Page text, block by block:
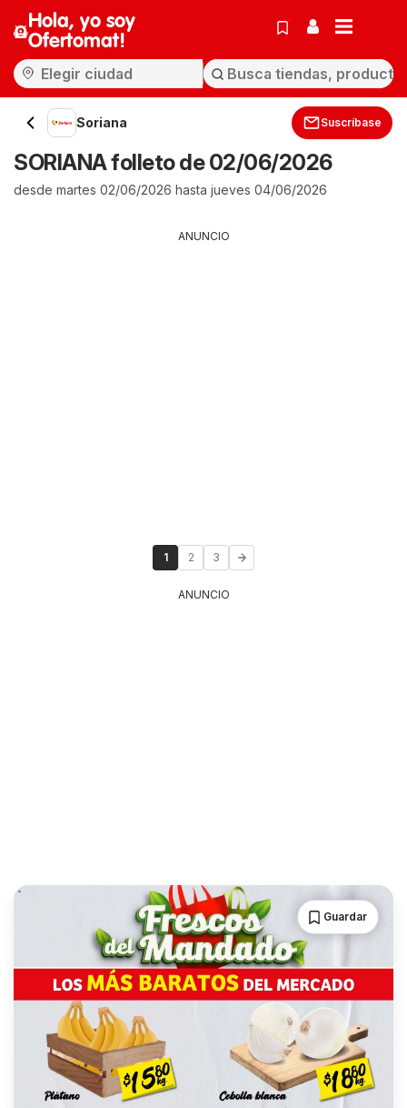
Hola, yo soy
Ofertomat!
Soriana Suscríbase
SORIANA folleto de 02/06/2026
desde martes 02/06/2026 hasta jueves 04/06/2026
ANUNCIO
1 2 3
ANUNCIO
Guardar